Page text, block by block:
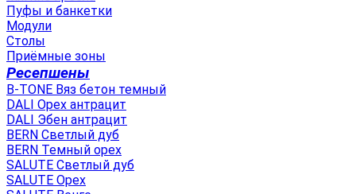
Пуфы и банкетки
Модули
Столы
Приёмные зоны
Ресепшены
B-TONE Вяз бетон темный
DALI Орех антрацит
DALI Эбен антрацит
BERN Светлый дуб
BERN Темный орех
SALUTE Светлый дуб
SALUTE Орех